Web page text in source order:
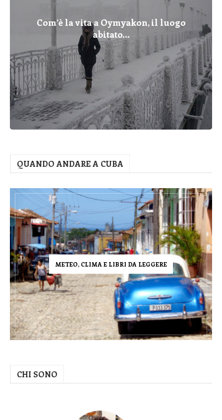
Com’è la vita a Oymyakon, il luogo
abitato...
QUANDO ANDARE A CUBA
METEO, CLIMA E LIBRI DA LEGGERE
CHI SONO